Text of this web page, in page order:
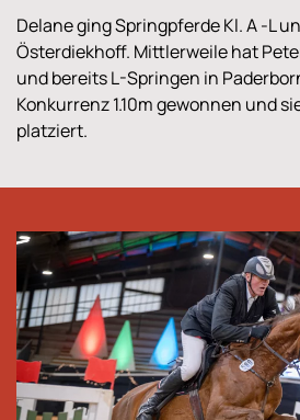
Delane ging Springpferde Kl. A -L
Österdiekhoff. Mittlerweile hat
und bereits L-Springen in
Konkurrenz 1.10m gewonnen und
platziert.